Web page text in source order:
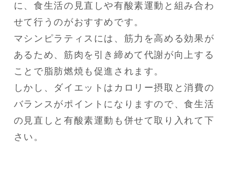
に、食生活の見直しや有酸素運動と組み合わ
せて行うのがおすすめです。
マシンピラティスには、筋力を高める効果が
あるため、筋肉を引き締めて代謝が向上する
ことで脂肪燃焼も促進されます。
しかし、ダイエットはカロリー摂取と消費の
バランスがポイントになりますので、食生活
の見直しと有酸素運動も併せて取り入れて下
さい。